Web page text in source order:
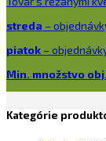
streda –
piatok –
Min. množstvo
Kategórie